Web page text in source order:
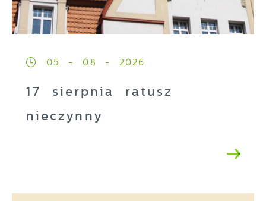
05 - 08 - 2026
17 sierpnia ratusz
nieczynny